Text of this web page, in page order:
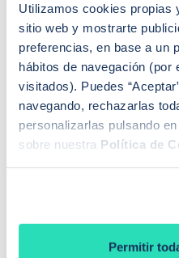
Utilizamos cookies propias
sitio web y mostrarte
preferencias, en base a un
hábitos de navegación (por
visitados). Puedes
navegando, rechazarlas
personalizarlas pulsando
sobre nuestra Política de
Permitir
portavoz de iAhorro, a
Comunidad de Madrid
Móstoles, a priori,
Madrid capital y tienen
de transporte buena para
centro”. Y esto lo que
agotamiento de estos
El reflejo de estos
Comunidad de Madrid